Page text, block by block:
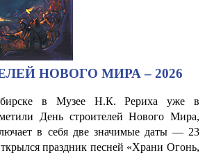
НОВОГО МИРА – 2026
в Музее Н.К. Рериха уже в
День строителей Нового Мира,
в себя две значимые даты — 23
праздник песней «Храни Огонь,